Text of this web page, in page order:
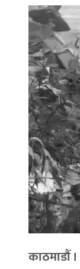
काठमाडौँ ।